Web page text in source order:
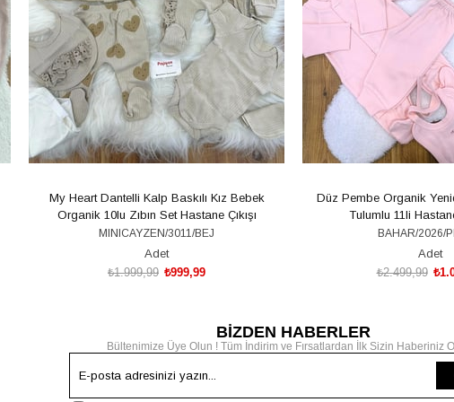
My Heart Dantelli Kalp Baskılı Kız Bebek
Organik 10lu Zıbın Set Hastane Çıkışı
MINICAYZEN/3011/BEJ
Adet
₺999,99
₺1.999,99
Düz Pembe Organik
Tulumlu 11li
BAHAR/2026/
Adet
₺2.499,99
BİZDEN HABERLER
Bültenimize Üye Olun ! Tüm İndirim ve Fırsatlardan İlk Sizin Haberiniz